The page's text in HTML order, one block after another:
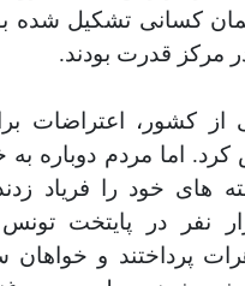
کسانی تشکیل شده
مرکز قدرت بودند.
از کشور، اعتراضات
اما مردم دوباره به
های خود را فریاد
نفر در پایتخت
پرداختند و خواهان